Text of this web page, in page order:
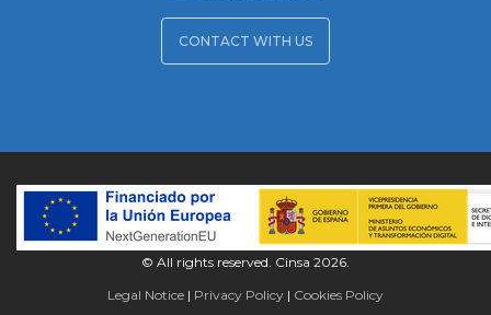
CONTACT WITH US
© All rights reserved. Cinsa 2026.
Legal Notice
Privacy Policy Cookies Policy